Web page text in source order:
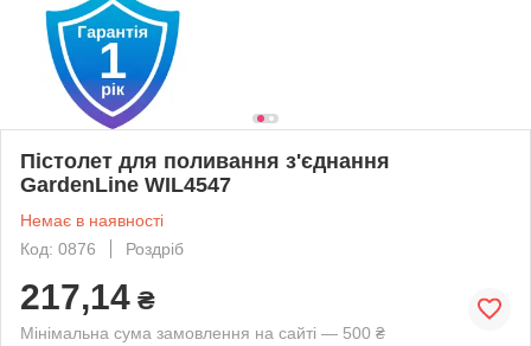
Пістолет для поливання з'єднання
GardenLine WIL4547
Немає в наявності
Код: 0876
Роздріб
217,14 ₴
Мінімальна сума замовлення на сайті — 500 ₴